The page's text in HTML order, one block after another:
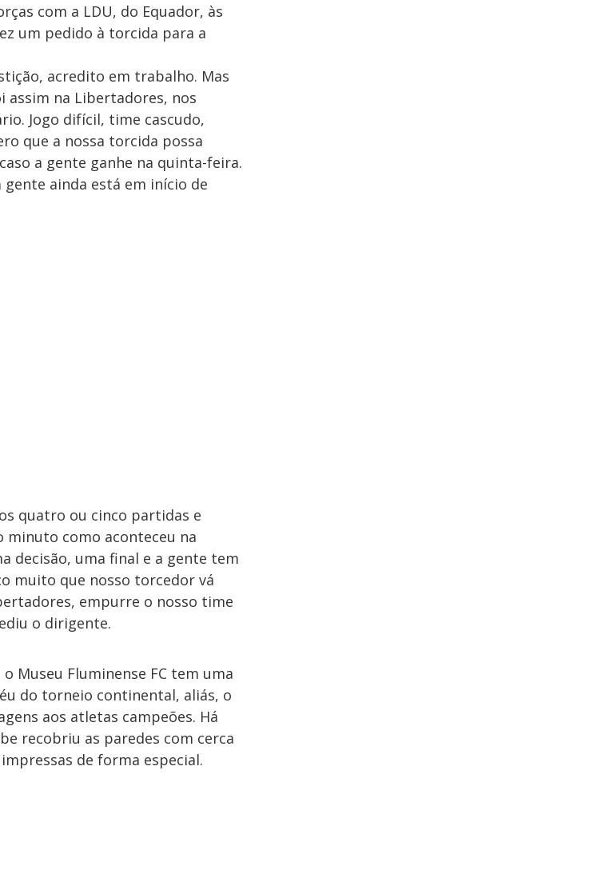
com a LDU, do Equador, às
um pedido à torcida para a
acredito em trabalho. Mas
assim na Libertadores, nos
Jogo difícil, time cascudo,
que a nossa torcida possa
a gente ganhe na quinta-feira.
ainda está em início de
quatro ou cinco partidas e
como aconteceu na
decisão, uma final e a gente tem
muito que nosso torcedor vá
empurre o nosso time
o dirigente.
Museu Fluminense FC tem uma
do torneio continental, aliás, o
aos atletas campeões. Há
recobriu as paredes com cerca
de forma especial.